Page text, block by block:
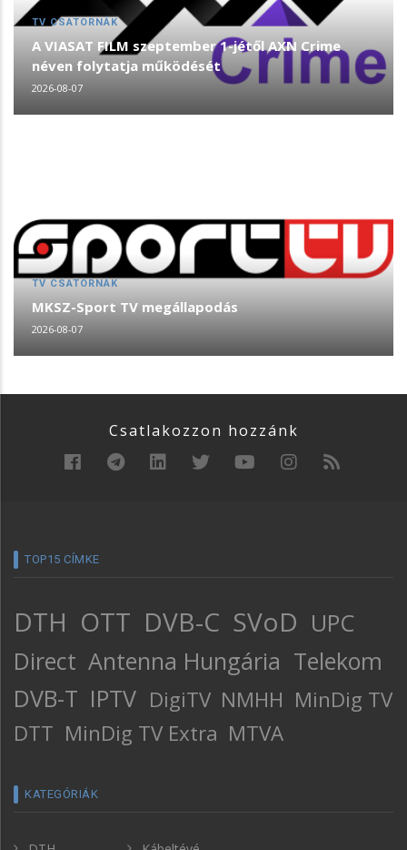
TV CSATORNÁK
A VIASAT FILM szeptember 1-jétől AXN Crime
néven folytatja működését
2026-08-07
TV CSATORNÁK
MKSZ-Sport TV megállapodás
2026-08-07
Csatlakozzon hozzánk
TOP15 CÍMKE
DTH OTT DVB-C SVoD UPC
Direct Antenna Hungária Telekom
DVB-T IPTV DigiTV NMHH MinDig TV
DTT MinDig TV Extra MTVA
KATEGÓRIÁK